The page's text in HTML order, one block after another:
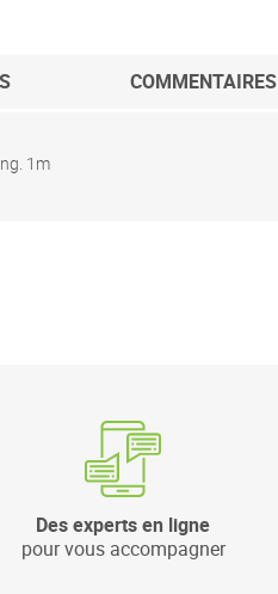
1m
COMMENTAIRES
Des experts en ligne
pour vous accompagner